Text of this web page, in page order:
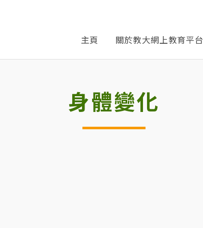
主頁
關於教大網上教育平台
身體變化